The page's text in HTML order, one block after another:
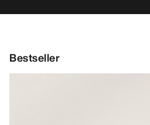
Bestseller